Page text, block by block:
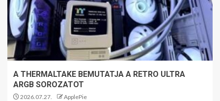
A THERMALTAKE BEMUTATJA A RETRO ULTRA
ARGB SOROZATOT
2026.07.27. ApplePie